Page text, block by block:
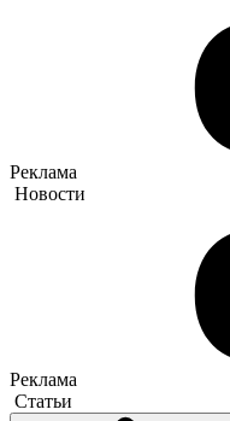
Реклама
Новости
Реклама
Статьи